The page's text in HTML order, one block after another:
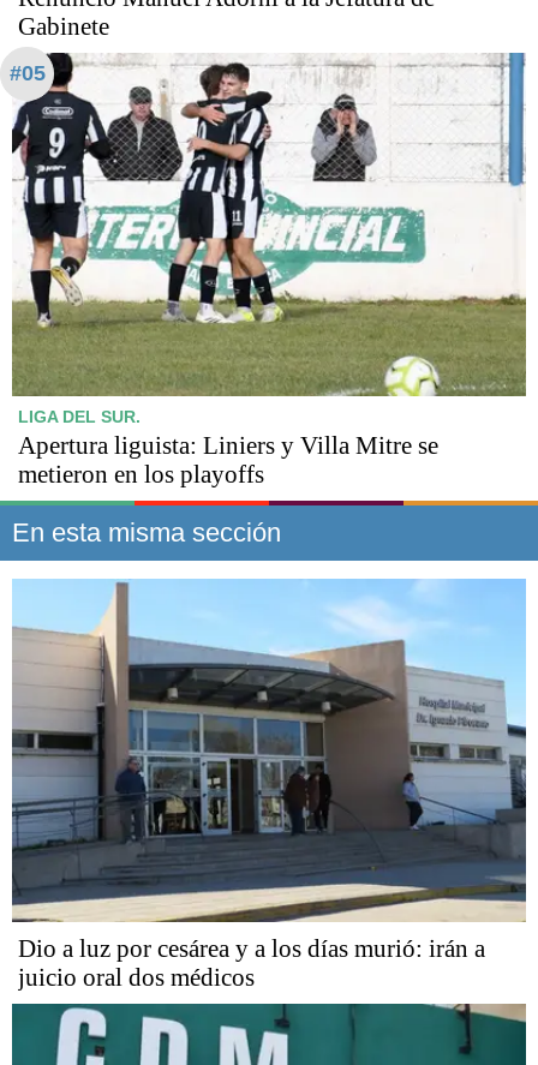
Gabinete
#05
LIGA DEL SUR.
Apertura liguista: Liniers y Villa Mitre se
metieron en los playoffs
En esta misma sección
Dio a luz por cesárea y a los días murió: irán a
juicio oral dos médicos